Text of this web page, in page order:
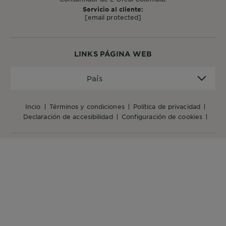
LINKS PÁGINA WEB
incio términos y condiciones
política de privacidad
declaración de accesibilidad
configuración de cookies
País
Servicio al cliente:
[email protected]